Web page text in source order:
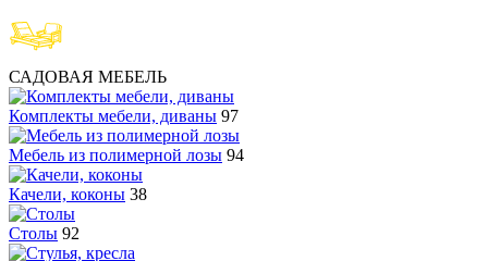
САДОВАЯ МЕБЕЛЬ
Комплекты мебели, диваны 97
Мебель из полимерной лозы 94
Качели, коконы 38
Столы 92